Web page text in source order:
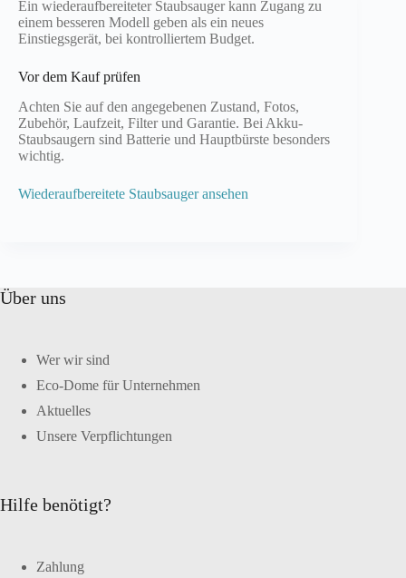
Ein wiederaufbereiteter Staubsauger kann Zugang zu
einem besseren Modell geben als ein neues
Einstiegsgerät, bei kontrolliertem Budget.
Vor dem Kauf prüfen
Achten Sie auf den angegebenen Zustand, Fotos,
Zubehör, Laufzeit, Filter und Garantie. Bei Akku-
Staubsaugern sind Batterie und Hauptbürste besonders
wichtig.
Wiederaufbereitete Staubsauger ansehen
Über uns
Wer wir sind
Eco-Dome für Unternehmen
Aktuelles
Unsere Verpflichtungen
Hilfe benötigt?
Zahlung